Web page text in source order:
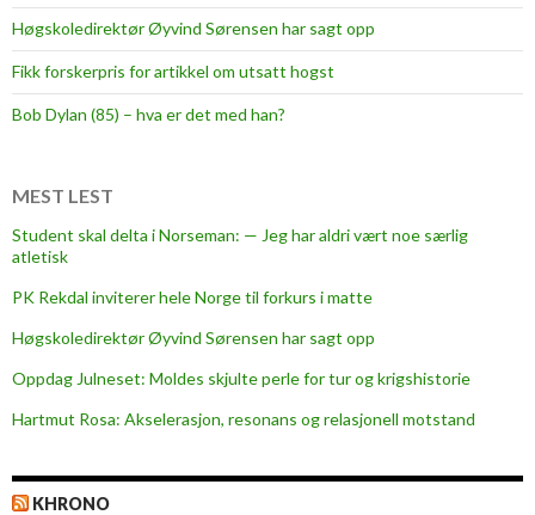
«
r
Høgskoledirektør Øyvind Sørensen har sagt opp
Fikk forskerpris for artikkel om utsatt hogst
Bob Dylan (85) – hva er det med han?
MEST LEST
Student skal delta i Norseman: — Jeg har aldri vært noe særlig
atletisk
PK Rekdal inviterer hele Norge til forkurs i matte
Høgskoledirektør Øyvind Sørensen har sagt opp
Oppdag Julneset: Moldes skjulte perle for tur og krigshistorie
Hartmut Rosa: Akselerasjon, resonans og relasjonell motstand
KHRONO